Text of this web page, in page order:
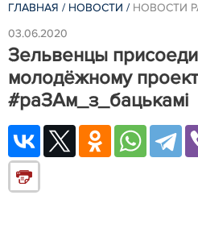
ГЛАВНАЯ / НОВОСТИ / НОВОСТИ
03.06.2020
Зельвенцы
молодёжному
#раЗАм_з_бацькамі